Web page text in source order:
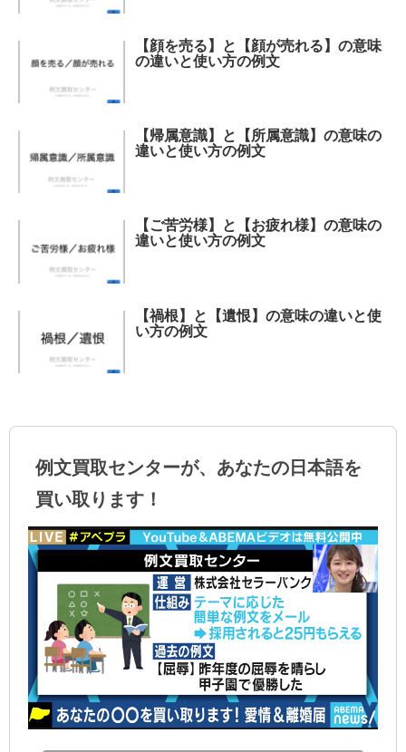
【顔を売る】と【顔が売れる】の意味
の違いと使い方の例文
【帰属意識】と【所属意識】の意味の
違いと使い方の例文
【ご苦労様】と【お疲れ様】の意味の
違いと使い方の例文
【禍根】と【遺恨】の意味の違いと使
い方の例文
例文買取センターが、あなたの日本語を
買い取ります！